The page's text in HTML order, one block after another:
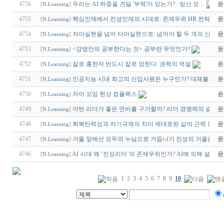
4756 [N.Learning] 우리는 AI 하중을 견딜 '부력'이 있는가? : 빙산 모…
4755 [N.Learning] 핵심인재에서 진성인재의 시대로: 존재우위 HR 전략
4754 [N.Learning] 자아실현을 넘어 타아실현으로: 넘어야 할 두 개의 산
4753 [N.Learning] <강영안의 공부한다는 것> 공부란 무엇인가?
4752 [N.Learning] 칼로 흥한자 반드시 칼로 망한다. 권력의 역설
4751 [N.Learning] 인공지능 시대 최고의 신입사원은 누구인가? 대체불가
4750 [N.Learning] 자아 꼬임 현상 컴플렉스
4749 [N.Learning] 어떤 리더가 좋은 연비를 구가할까? 리더 경쟁력의 숨겨
4748 [N.Learning] 회복탄력성과 자기규제의 차이 제대로된 삶의 근력 만들
4747 [N.Learning] 거울 앞에선 모두의 누님으로 거듭나기 진성의 거울을 닦
4746 [N.Learning] AI 시대 왜 ‘진성리더’의 존재우위인가? AI에 의해 설명
1 2 3 4 5 6 7 8 9 10